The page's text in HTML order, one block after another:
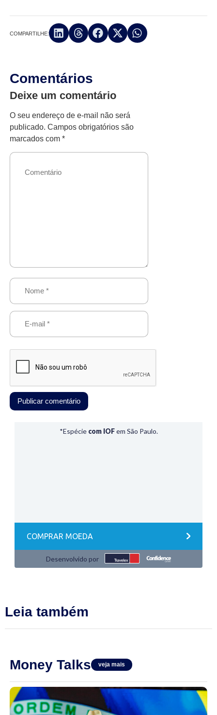
COMPARTILHE:
Comentários
Deixe um comentário
O seu endereço de e-mail não será
publicado. Campos obrigatórios são
marcados com *
Leia também
Money Talks veja mais